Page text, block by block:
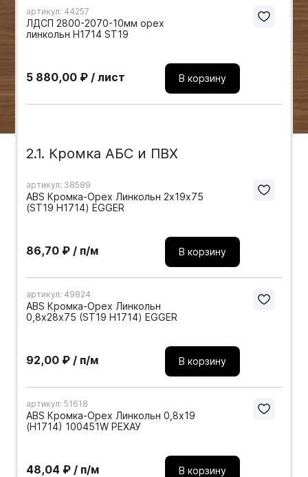
Мебельные образцы, каталоги
артикул: 44257
ЛДСП 2800-2070-10мм орех
линкольн H1714 ST19
5 880,00 ₽ / лист В корзину
2.1. Кромка АБС и ПВХ
артикул: 38589
ABS Кромка-Орех Линкольн 2х19х75
(ST19 H1714) EGGER
86,70 ₽ / п/м В корзину
артикул: 49824
ABS Кромка-Орех Линкольн
0,8х28х75 (ST19 H1714) EGGER
92,00 ₽ / п/м В корзину
артикул: 51618
ABS Кромка-Орех Линкольн 0,8х19
(H1714) 100451W РЕХАУ
48,04 ₽ / п/м В корзину